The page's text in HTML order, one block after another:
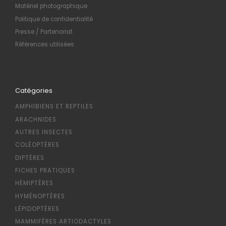
Matériel photographique
Politique de confidentialité
Presse / Partenariat
Références utilisées
Catégories
AMPHIBIENS ET REPTILES
ARACHNIDES
AUTRES INSECTES
COLÉOPTÈRES
DIPTÈRES
FICHES PRATIQUES
HÉMIPTÈRES
HYMÉNOPTÈRES
LÉPIDOPTÈRES
MAMMIFÈRES ARTIODACTYLES